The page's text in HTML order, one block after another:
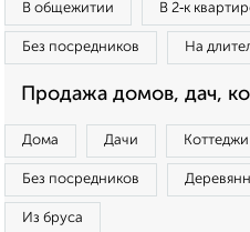
В общежитии В 2‑к
Без посредников На
Продажа домов, дач,
Дома Дачи Коттеджи
Без посредников
Из бруса